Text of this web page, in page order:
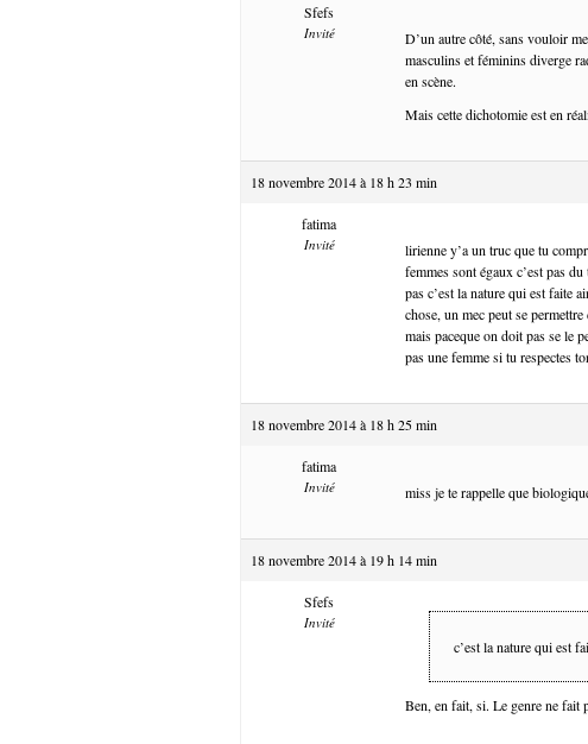
Sfefs
Invité
D’un autre côté, sans vouloir
masculins et féminins diverge
en scène.
Mais cette dichotomie est en
18 novembre 2014 à 18 h 23 min
fatima
Invité
lirienne y’a un truc que tu
femmes sont égaux c’est pas
pas c’est la nature qui est faite
chose, un mec peut se
mais paceque on doit pas se le
pas une femme si tu respectes
18 novembre 2014 à 18 h 25 min
fatima
Invité miss je te rappelle que
18 novembre 2014 à 19 h 14 min
Sfefs
Invité
c’est la nature qui est
Ben, en fait, si. Le genre ne fait